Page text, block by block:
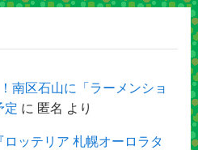
南区石山に「ラーメンショ
定 に 匿名 より
ッテリア 札幌オーロラタ